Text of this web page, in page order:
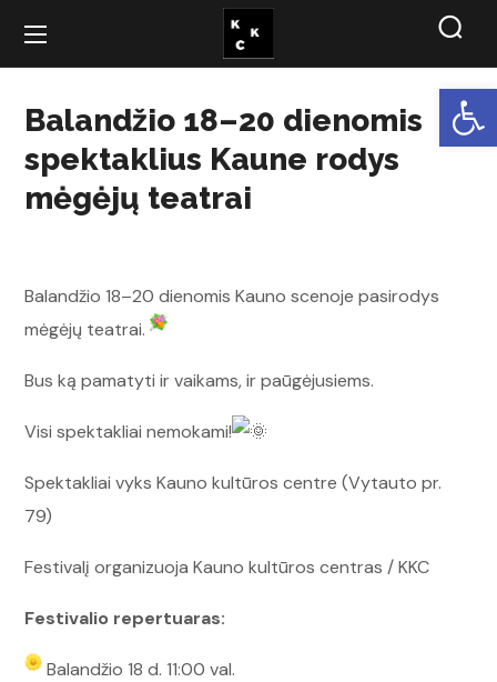
Balandžio 18–20 dienomis
spektaklius Kaune rodys
mėgėjų teatrai
Balandžio 18–20 dienomis Kauno scenoje pasirodys
mėgėjų teatrai.
Bus ką pamatyti ir vaikams, ir paūgėjusiems.
Visi spektakliai nemokami!
Spektakliai vyks Kauno kultūros centre (Vytauto pr.
79)
Festivalį organizuoja Kauno kultūros centras / KKC
Festivalio repertuaras:
Balandžio 18 d. 11:00 val.